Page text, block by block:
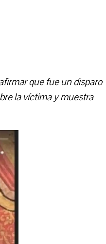
que fue un disparo
la víctima y muestra